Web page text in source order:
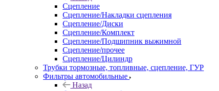
Сцепление
Сцепление/Накладки сцепления
Сцепление/Диски
Сцепление/Комплект
Сцепление/Подшипник выжимной
Сцепление/прочее
Сцепление/Цилиндр
Трубки тормозные, топливные, сцепление, ГУР
Фильтры автомобильные
Назад